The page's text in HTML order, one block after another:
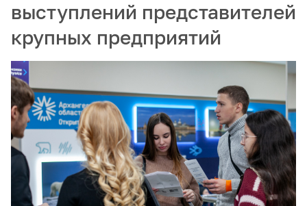
выступлений представителей
крупных предприятий